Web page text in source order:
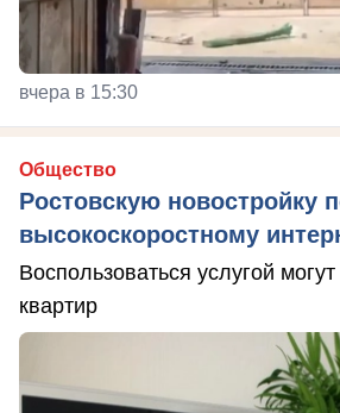
вчера в 15:30
Общество
Ростовскую новостройку
высокоскоростному
Воспользоваться услугой
квартир